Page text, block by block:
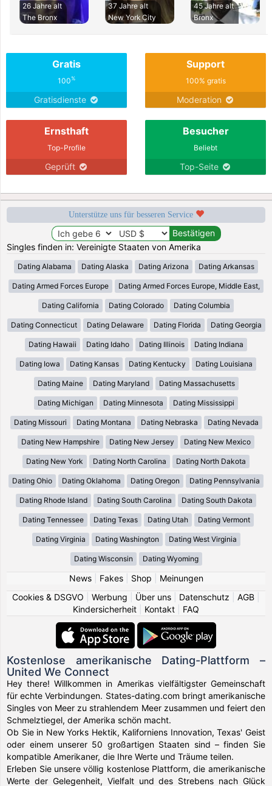
26 Jahre alt
The Bronx
37 Jahre alt
New York City
45 Jahre alt
Bronx
Gratis
100%
Gratisdienste
Support
100% gratis
Moderation
Ernsthaft
Top-Profile
Geprüft
Besucher
Beliebt
Top-Seite
Unterstütze uns für besseren Service
Singles finden in: Vereinigte Staaten von Amerika
Dating Alabama Dating Alaska Dating Arizona Dating Arkansas
Dating Armed Forces Europe Dating Armed Forces Europe, Middle East,
Dating California Dating Colorado Dating Columbia
Dating Connecticut Dating Delaware Dating Florida Dating Georgia
Dating Hawaii Dating Idaho Dating Illinois Dating Indiana
Dating Iowa Dating Kansas Dating Kentucky Dating Louisiana
Dating Maine Dating Maryland Dating Massachusetts
Dating Michigan Dating Minnesota Dating Mississippi
Dating Missouri Dating Montana Dating Nebraska Dating Nevada
Dating New Hampshire Dating New Jersey Dating New Mexico
Dating New York Dating North Carolina Dating North Dakota
Dating Ohio Dating Oklahoma Dating Oregon Dating Pennsylvania
Dating Rhode Island Dating South Carolina Dating South Dakota
Dating Tennessee Dating Texas Dating Utah Dating Vermont
Dating Virginia Dating Washington Dating West Virginia
Dating Wisconsin Dating Wyoming
News| Fakes| Shop
Meinungen
Cookies & DSGVO
Werbung Über uns Datenschutz AGB
Kindersicherheit
Kontakt FAQ
Kostenlose amerikanische Dating-Plattform –
United We Connect
Hey there! Willkommen in Amerikas vielfältigster Gemeinschaft
für echte Verbindungen. States-dating.com bringt amerikanische
Singles von Meer zu strahlendem Meer zusammen und feiert den
Schmelztiegel, der Amerika schön macht.
Ob Sie in New Yorks Hektik, Kaliforniens Innovation, Texas' Geist
oder einem unserer 50 großartigen Staaten sind – finden Sie
kompatible Amerikaner, die Ihre Werte und Träume teilen.
Erleben Sie unsere völlig kostenlose Plattform, die amerikanische
Werte der Gelegenheit, Vielfalt und des Strebens nach Glück